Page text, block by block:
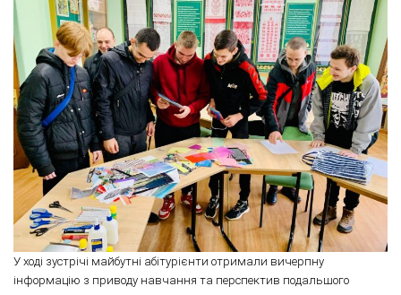
У ході зустрічі майбутні абітурієнти отримали вичерпну
інформацію з приводу навчання та перспектив подальшого